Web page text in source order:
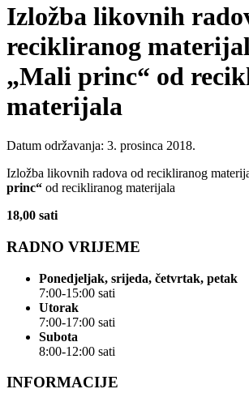
Izložba likovnih
recikliranog
„Mali princ“ od
materijala
Datum održavanja: 3. prosinca 2018.
Izložba likovnih radova od recikliranog
princ“ od recikliranog materijala
18,00 sati
RADNO VRIJEME
Ponedjeljak, srijeda, četvrtak, petak
7:00-15:00 sati
Utorak
7:00-17:00 sati
Subota
8:00-12:00 sati
INFORMACIJE